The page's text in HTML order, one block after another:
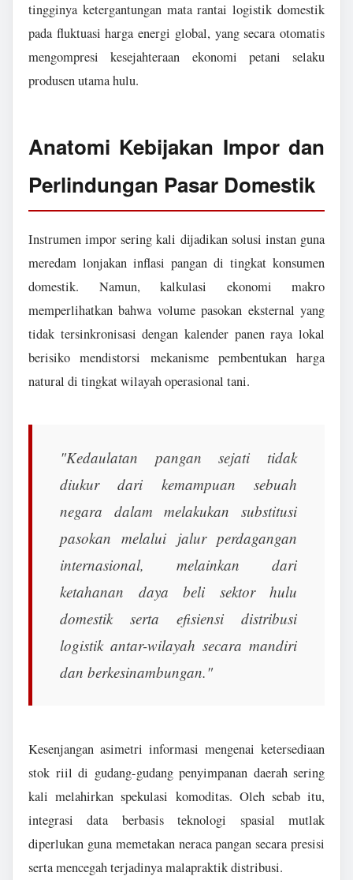
tingginya ketergantungan mata rantai logistik domestik
pada fluktuasi harga energi global, yang secara otomatis
mengompresi kesejahteraan ekonomi petani selaku
produsen utama hulu.
Anatomi Kebijakan Impor dan
Perlindungan Pasar Domestik
Instrumen impor sering kali dijadikan solusi instan guna
meredam lonjakan inflasi pangan di tingkat konsumen
domestik. Namun, kalkulasi ekonomi makro
memperlihatkan bahwa volume pasokan eksternal yang
tidak tersinkronisasi dengan kalender panen raya lokal
berisiko mendistorsi mekanisme pembentukan harga
natural di tingkat wilayah operasional tani.
"Kedaulatan pangan sejati tidak
diukur dari kemampuan sebuah
negara dalam melakukan substitusi
pasokan melalui jalur perdagangan
internasional, melainkan dari
ketahanan daya beli sektor hulu
domestik serta efisiensi distribusi
logistik antar-wilayah secara mandiri
dan berkesinambungan."
Kesenjangan asimetri informasi mengenai ketersediaan
stok riil di gudang-gudang penyimpanan daerah sering
kali melahirkan spekulasi komoditas. Oleh sebab itu,
integrasi data berbasis teknologi spasial mutlak
diperlukan guna memetakan neraca pangan secara presisi
serta mencegah terjadinya malapraktik distribusi.